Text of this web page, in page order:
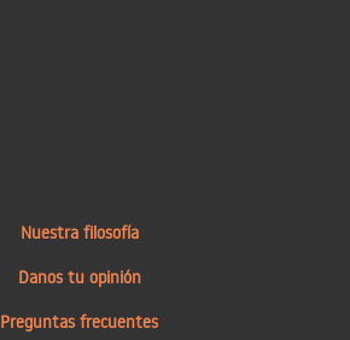
Nuestra filosofía
Danos tu opinión
Preguntas frecuentes